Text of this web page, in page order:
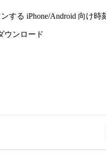
する iPhone/Android 向け
ウンロード